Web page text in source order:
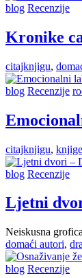
blog Recenzije
Kronike
citajknjigu,
blog Recenzije
citajknjigu, knjige
blog Recenzije
Ljetni
Neiskusna
domaći autori,
blog Recenzije